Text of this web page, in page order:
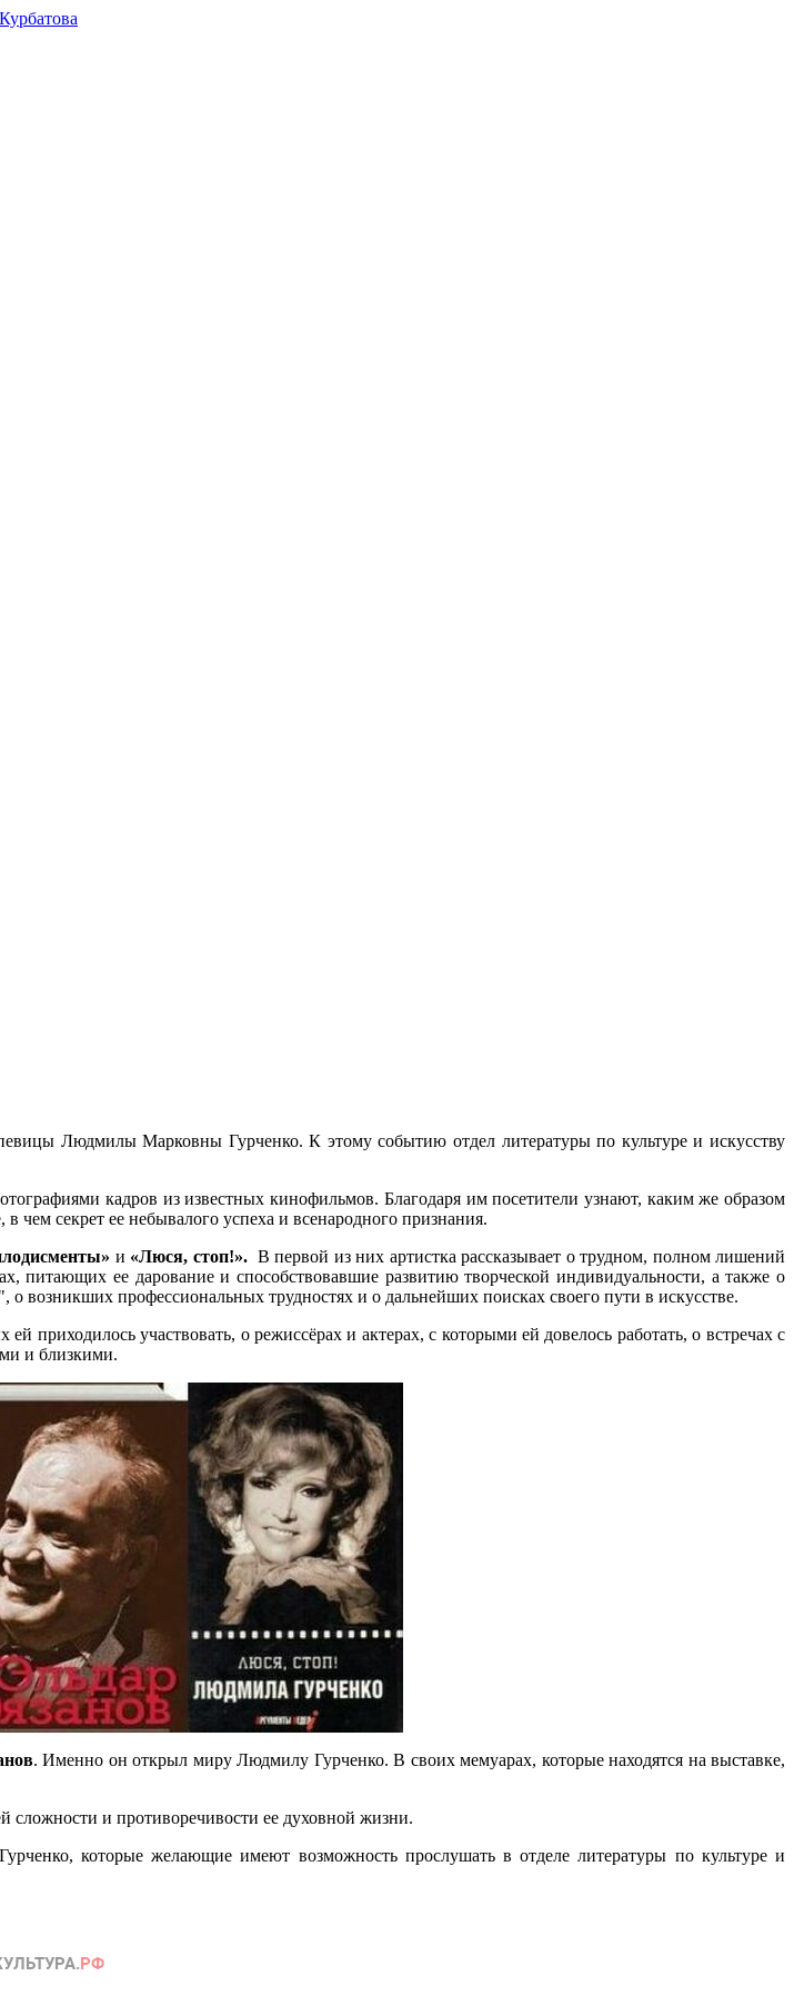
Людмилы Марковны Гурченко. К этому событию отдел литературы по культуре и искусству
кадров из известных кинофильмов. Благодаря им посетители узнают, каким же образом
чем секрет ее небывалого успеха и всенародного признания.
и «Люся, стоп!». В первой из них артистка рассказывает о трудном, полном лишений
питающих ее дарование и способствовавшие развитию творческой индивидуальности, а также о
возникших профессиональных трудностях и о дальнейших поисках своего пути в искусстве.
приходилось участвовать, о режиссёрах и актерах, с которыми ей довелось работать, о встречах с
и близкими.
. Именно он открыл миру Людмилу Гурченко. В своих мемуарах, которые находятся на выставке,
сложности и противоречивости ее духовной жизни.
которые желающие имеют возможность прослушать в отделе литературы по культуре и